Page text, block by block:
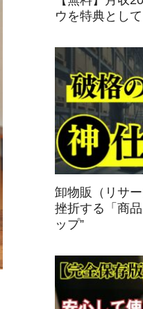
ウを特典とし
卸物販（リサ
挫折する「商
ップ”